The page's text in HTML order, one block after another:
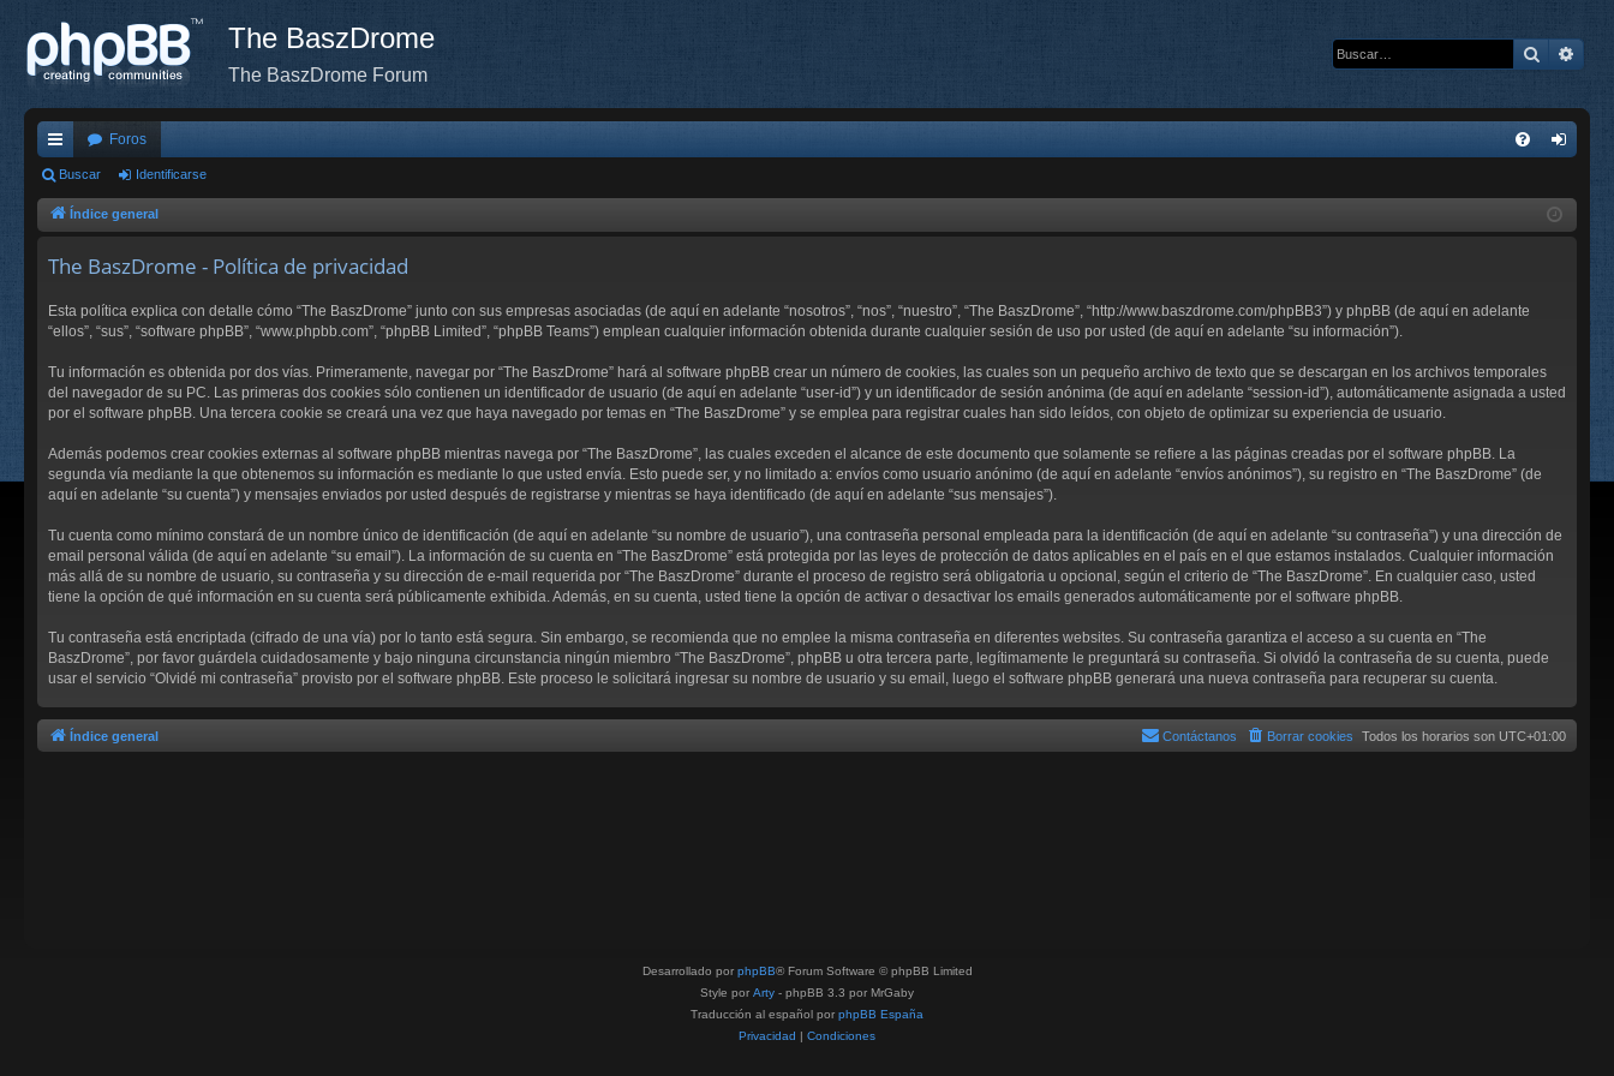
The BaszDrome
The BaszDrome Forum
Buscar
nl
ac
pi
s
Foros
nti
Buscar Identificarse
Índice general
The BaszDrome - Política de privacidad
Esta política explica con detalle cómo “The BaszDrome” junto con sus empresas asociadas (de aquí en adelante “nosotros”, “nos”, “nuestro”, “The BaszDrome”, “http://www.baszdrome.com/phpBB3”) y phpBB (de aquí en adelante
“ellos”, “sus”, “software phpBB”, “www.phpbb.com”, “phpBB Limited”, “phpBB Teams”) emplean cualquier información obtenida durante cualquier sesión de uso por usted (de aquí en adelante “su información”).
Tu información es obtenida por dos vías. Primeramente, navegar por “The BaszDrome” hará al software phpBB crear un número de cookies, las cuales son un pequeño archivo de texto que se descargan en los archivos temporales
del navegador de su PC. Las primeras dos cookies sólo contienen un identificador de usuario (de aquí en adelante “user-id”) y un identificador de sesión anónima (de aquí en adelante “session-id”), automáticamente asignada a usted
por el software phpBB. Una tercera cookie se creará una vez que haya navegado por temas en “The BaszDrome” y se emplea para registrar cuales han sido leídos, con objeto de optimizar su experiencia de usuario.
Además podemos crear cookies externas al software phpBB mientras navega por “The BaszDrome”, las cuales exceden el alcance de este documento que solamente se refiere a las páginas creadas por el software phpBB. La
segunda vía mediante la que obtenemos su información es mediante lo que usted envía. Esto puede ser, y no limitado a: envíos como usuario anónimo (de aquí en adelante “envíos anónimos”), su registro en “The BaszDrome” (de
aquí en adelante “su cuenta”) y mensajes enviados por usted después de registrarse y mientras se haya identificado (de aquí en adelante “sus mensajes”).
Tu cuenta como mínimo constará de un nombre único de identificación (de aquí en adelante “su nombre de usuario”), una contraseña personal empleada para la identificación (de aquí en adelante “su contraseña”) y una dirección de
email personal válida (de aquí en adelante “su email”). La información de su cuenta en “The BaszDrome” está protegida por las leyes de protección de datos aplicables en el país en el que estamos instalados. Cualquier información
más allá de su nombre de usuario, su contraseña y su dirección de e-mail requerida por “The BaszDrome” durante el proceso de registro será obligatoria u opcional, según el criterio de “The BaszDrome”. En cualquier caso, usted
tiene la opción de qué información en su cuenta será públicamente exhibida. Además, en su cuenta, usted tiene la opción de activar o desactivar los emails generados automáticamente por el software phpBB.
Tu contraseña está encriptada (cifrado de una vía) por lo tanto está segura. Sin embargo, se recomienda que no emplee la misma contraseña en diferentes websites. Su contraseña garantiza el acceso a su cuenta en “The
BaszDrome”, por favor guárdela cuidadosamente y bajo ninguna circunstancia ningún miembro “The BaszDrome”, phpBB u otra tercera parte, legítimamente le preguntará su contraseña. Si olvidó la contraseña de su cuenta, puede
usar el servicio “Olvidé mi contraseña” provisto por el software phpBB. Este proceso le solicitará ingresar su nombre de usuario y su email, luego el software phpBB generará una nueva contraseña para recuperar su cuenta.
Índice general Todos los horarios son UTC+01:00
Borrar cookies
Contáctanos
Desarrollado por phpBB® Forum Software © phpBB Limited
Style por Arty - phpBB 3.3 por MrGaby
Traducción al español por phpBB España
Privacidad | Condiciones